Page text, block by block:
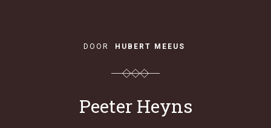
DOOR HUBERT MEEUS
Peeter Heyns